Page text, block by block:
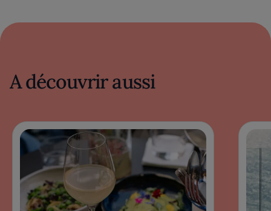
A découvrir aussi